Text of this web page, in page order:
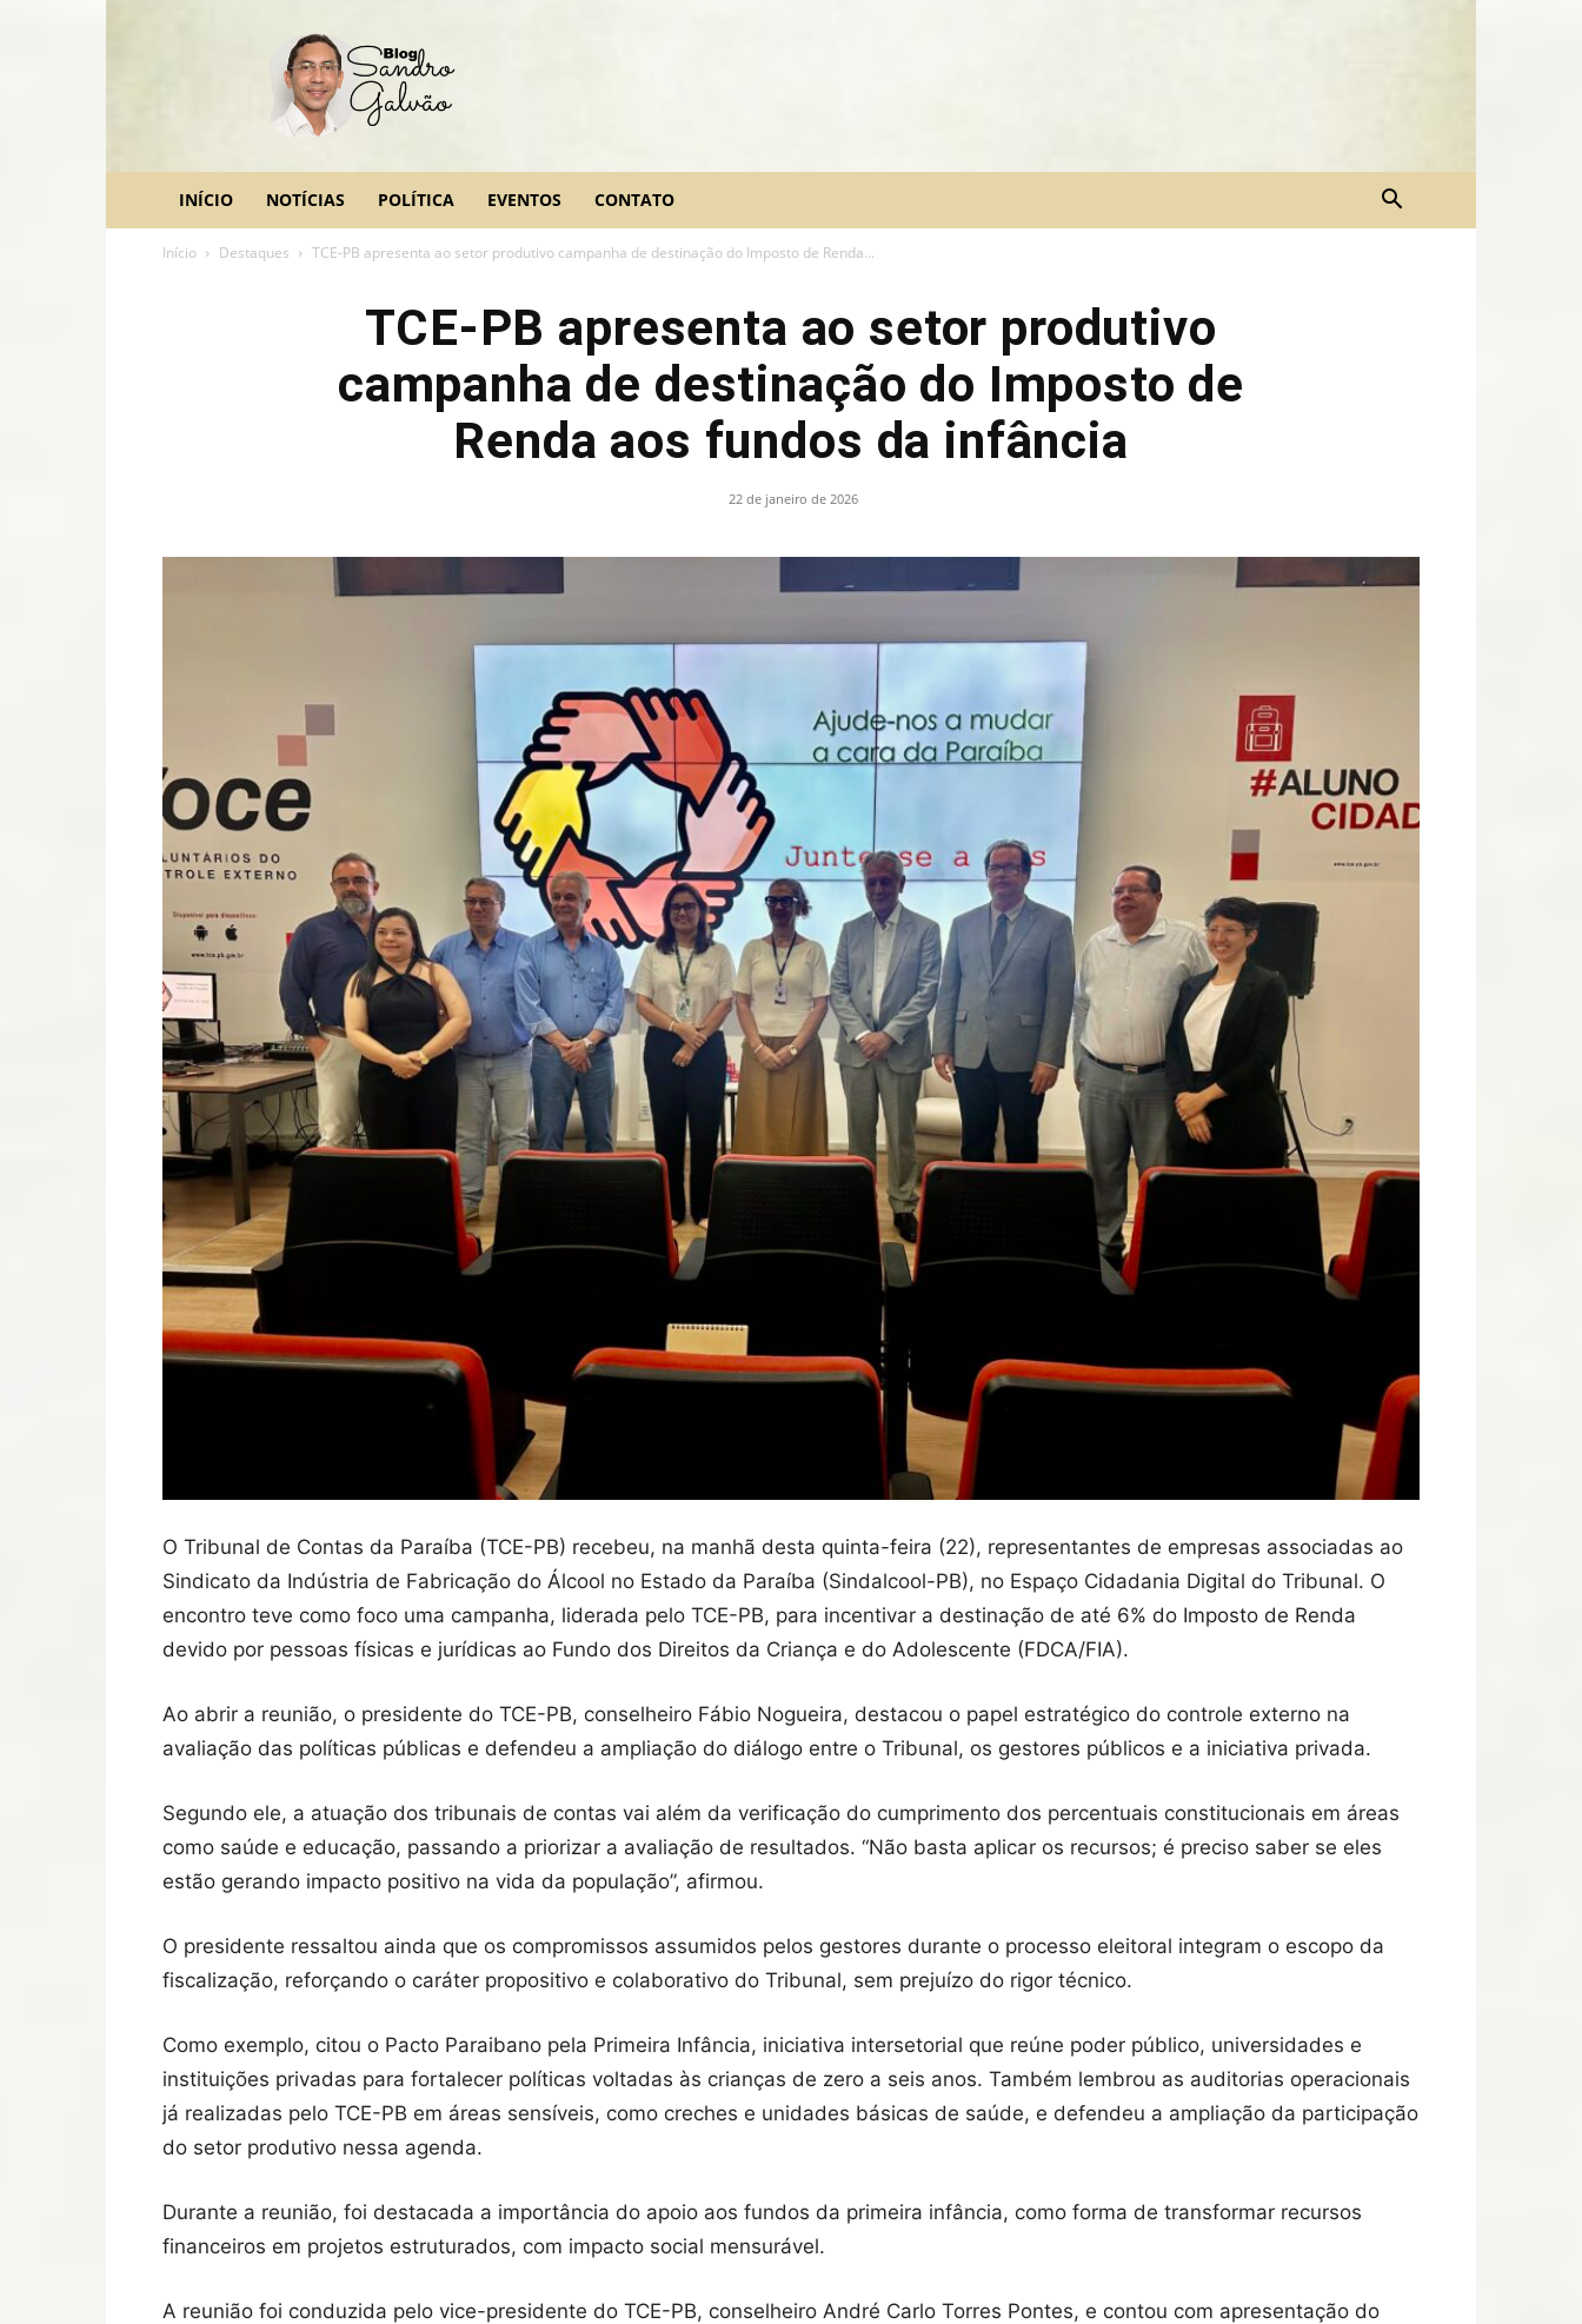
Sandro
INÍCIO NOTÍCIAS POLÍTICA EVENTOS CONTATO
Início Destaques TCE-PB apresenta ao setor produtivo campanha de destinação do Imposto de Renda...
TCE-PB apresenta ao setor produtivo
campanha de destinação do Imposto de
Renda aos fundos da infância
22 de janeiro de 2026
O Tribunal de Contas da Paraíba (TCE-PB) recebeu, na manhã desta quinta-feira (22), representantes de empresas associadas ao
Sindicato da Indústria de Fabricação do Álcool no Estado da Paraíba (Sindalcool-PB), no Espaço Cidadania Digital do Tribunal. O
encontro teve como foco uma campanha, liderada pelo TCE-PB, para incentivar a destinação de até 6% do Imposto de Renda
devido por pessoas físicas e jurídicas ao Fundo dos Direitos da Criança e do Adolescente (FDCA/FIA).
Ao abrir a reunião, o presidente do TCE-PB, conselheiro Fábio Nogueira, destacou o papel estratégico do controle externo na
avaliação das políticas públicas e defendeu a ampliação do diálogo entre o Tribunal, os gestores públicos e a iniciativa privada.
Segundo ele, a atuação dos tribunais de contas vai além da verificação do cumprimento dos percentuais constitucionais em áreas
como saúde e educação, passando a priorizar a avaliação de resultados. “Não basta aplicar os recursos; é preciso saber se eles
estão gerando impacto positivo na vida da população”, afirmou.
O presidente ressaltou ainda que os compromissos assumidos pelos gestores durante o processo eleitoral integram o escopo da
fiscalização, reforçando o caráter propositivo e colaborativo do Tribunal, sem prejuízo do rigor técnico.
Como exemplo, citou o Pacto Paraibano pela Primeira Infância, iniciativa intersetorial que reúne poder público, universidades e
instituições privadas para fortalecer políticas voltadas às crianças de zero a seis anos. Também lembrou as auditorias operacionais
já realizadas pelo TCE-PB em áreas sensíveis, como creches e unidades básicas de saúde, e defendeu a ampliação da participação
do setor produtivo nessa agenda.
Durante a reunião, foi destacada a importância do apoio aos fundos da primeira infância, como forma de transformar recursos
financeiros em projetos estruturados, com impacto social mensurável.
A reunião foi conduzida pelo vice-presidente do TCE-PB, conselheiro André Carlo Torres Pontes, e contou com apresentação do